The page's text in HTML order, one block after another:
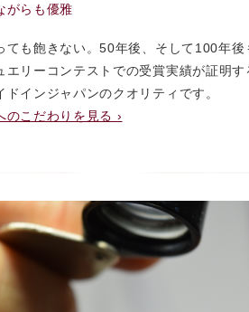
がらも優雅
ても飽きない。50年後、そして100年後
エリーコンテストでの受賞実績が証明
ドインジャパンのクオリティです。
のこだわりを見る ›